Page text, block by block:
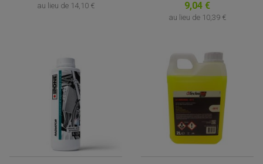
au lieu de 14,10 € 9,04 €
au lieu de 10,39 €